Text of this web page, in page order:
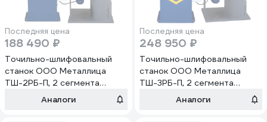
Последняя цена
188 490 ₽
Точильно-шлифовальный
станок ООО Металлица
ТШ-2РБ-П, 2 сегмента
Аналоги
Последняя цена
248 950 ₽
Точильно-шлифовальный
станок ООО Металлица
ТШ-3РБ-П, 2 сегмента
Аналоги